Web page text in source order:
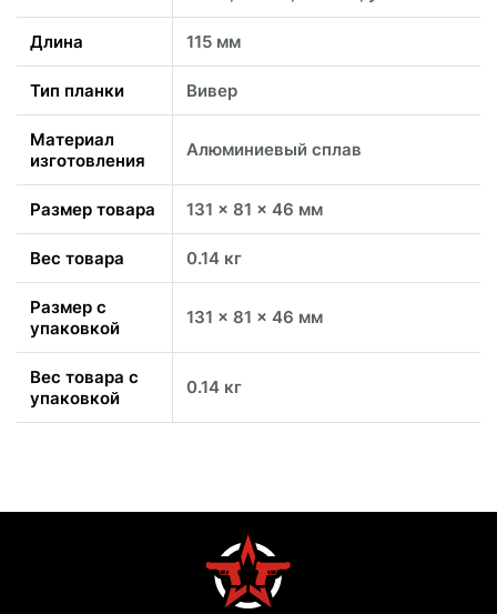
Длина 115 мм
Тип планки Вивер
Материал
изготовления
Алюминиевый сплав
Размер товара 131 x 81 x 46 мм
Вес товара 0.14 кг
Размер с
упаковкой
131 x 81 x 46 мм
Вес товара с
упаковкой
0.14 кг